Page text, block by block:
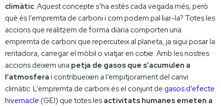
climàtic. Aquest concepte s’ha estès cada vegada més, però
què és l’empremta de carboni i com podem pal·liar-la? Totes les
accions que realitzem de forma diària comporten una
empremta de carboni que repercuteix al planeta, ja sigui posar la
rentadora, carregar el mòbil o viatjar en cotxe. Amb les nostres
accions deixem una petja de gasos que s’acumulen a
l’atmosfera i contribueixen a l’empitjorament del canvi
climàtic. L’empremta de carboni és el conjunt de gasos d’efecte
hivernacle (GEI) que totes les activitats humanes emeten a